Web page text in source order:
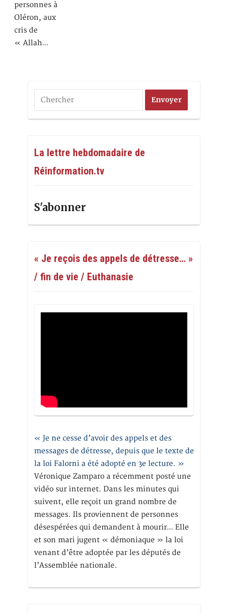
personnes à
Oléron, aux
cris de
« Allah…
La lettre hebdomadaire de
Réinformation.tv
S'abonner
« Je reçois des appels de détresse… »
/ fin de vie / Euthanasie
« Je ne cesse d’avoir des appels et des
messages de détresse, depuis que le texte de
la loi Falorni a été adopté en 3e lecture. »
Véronique Zamparo a récemment posté une
vidéo sur internet. Dans les minutes qui
suivent, elle reçoit un grand nombre de
messages. Ils proviennent de personnes
désespérées qui demandent à mourir… Elle
et son mari jugent « démoniaque » la loi
venant d’être adoptée par les députés de
l’Assemblée nationale.